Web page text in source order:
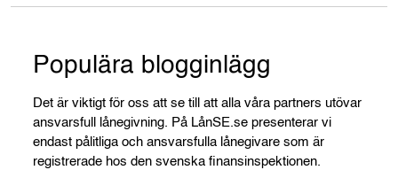
Populära blogginlägg
Det är viktigt för oss att se till att alla våra partners utövar
ansvarsfull lånegivning. På LånSE.se presenterar vi
endast pålitliga och ansvarsfulla lånegivare som är
registrerade hos den svenska finansinspektionen.